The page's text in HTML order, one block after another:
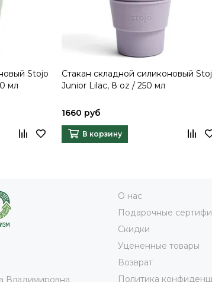
Stojo
мл
Стакан складной силиконовый
Junior Lilac, 8 oz / 250 мл
1660 руб
В корзину
Владимировна
О нас
Подарочные
Скидки
Уцененные товары
Возврат
Политика